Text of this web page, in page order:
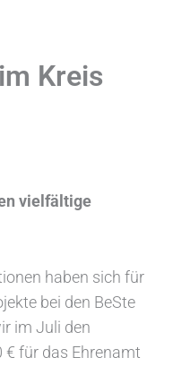
Kreis
vielfältige
haben sich für
bei den BeSte
im Juli den
€ für das Ehrenamt